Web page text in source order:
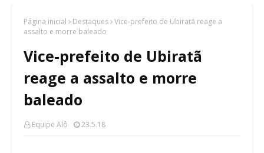
Página inicial Destaques Vice-prefeito de Ubiratã reage a
assalto e morre baleado
Vice-prefeito de Ubiratã
reage a assalto e morre
baleado
Equipe Alô 23.5.18